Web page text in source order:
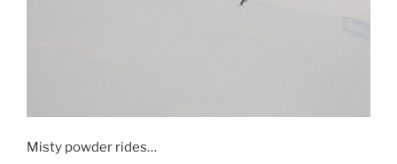
Misty powder rides…